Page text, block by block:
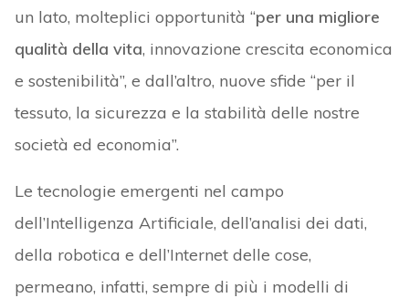
un lato, molteplici opportunità “per una migliore
qualità della vita, innovazione crescita economica
e sostenibilità”, e dall’altro, nuove sfide “per il
tessuto, la sicurezza e la stabilità delle nostre
società ed economia”.
Le tecnologie emergenti nel campo
dell’Intelligenza Artificiale, dell’analisi dei dati,
della robotica e dell’Internet delle cose,
permeano, infatti, sempre di più i modelli di